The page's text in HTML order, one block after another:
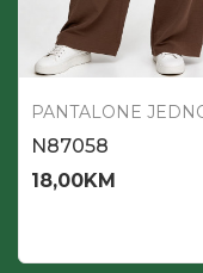
N87058
18,00KM